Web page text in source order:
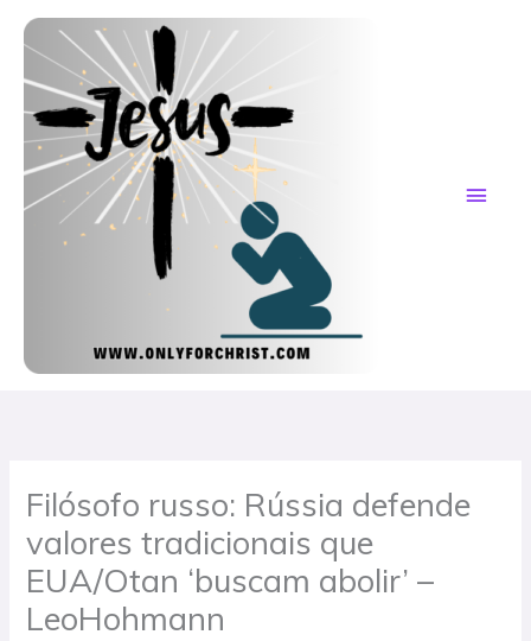
content
Filósofo russo: Rússia defende
valores tradicionais que
EUA/Otan ‘buscam abolir’ –
LeoHohmann